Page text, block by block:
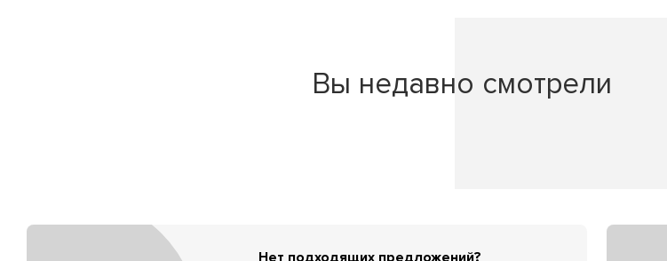
Вы недавно смотрели
Нет подходящих предложений?